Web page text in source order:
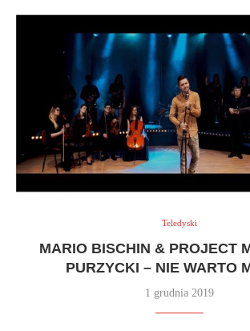
Teledyski
MARIO BISCHIN & PROJECT
PURZYCKI – NIE WARTO
1 grudnia 2019